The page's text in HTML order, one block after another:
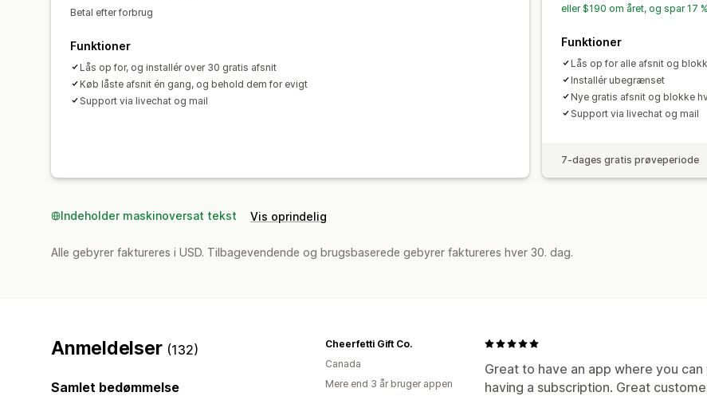
Betal efter forbrug
Funktioner
Lås op for, og installér over 30 gratis afsnit
Køb låste afsnit én gang, og behold dem for evigt
Support via livechat og mail
eller $190 om året, og spar 17 %
Funktioner
Lås op for alle afsnit og
Installér ubegrænset
Nye gratis afsnit og blokke
Support via livechat og mail
7-dages gratis prøveperiode
Indeholder maskinoversat tekst Vis oprindelig
Alle gebyrer faktureres i USD. Tilbagevendende og brugsbaserede gebyrer faktureres hver 30. dag.
Anmeldelser (132)
Samlet bedømmelse
Great to have an app where you
having a subscription. Great
Cheerfetti Gift Co.
Canada
Mere end 3 år bruger appen